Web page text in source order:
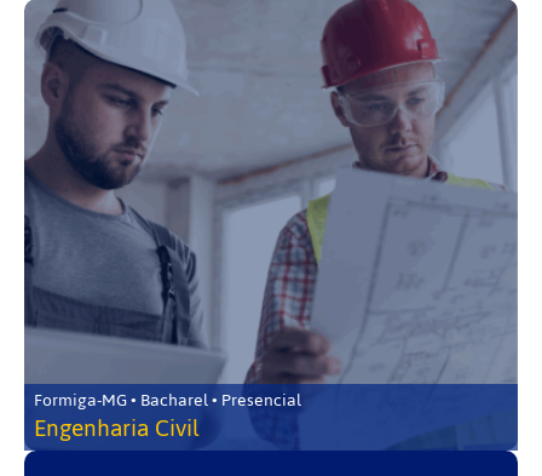
Formiga-MG • Bacharel • Presencial
Engenharia Civil